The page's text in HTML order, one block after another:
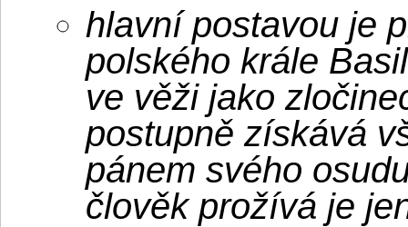
hlavní postavou je
polského krále
ve věži jako
postupně získává
pánem svého
člověk prožívá je